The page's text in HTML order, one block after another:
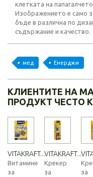
клетката на
Изображението е само
бъде в различна по
съдържание и качество.
мед Енерджи
КЛИЕНТИТЕ НА
ПРОДУКТ ЧЕСТО
VITAKRAFT...
Витамини
за
VITAKRAFT...
Крекер
за
за